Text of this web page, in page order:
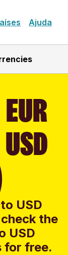
Ajuda
USD
the
USD
for free.